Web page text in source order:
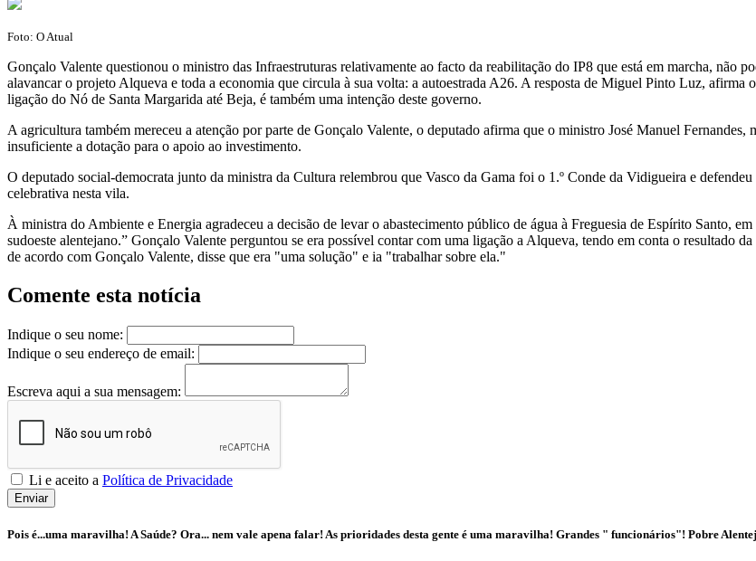
Foto: O Atual
Gonçalo Valente questionou o ministro das Infraestruturas relativamente ao facto da reabilitação do IP8 que está em marcha, não
alavancar o projeto Alqueva e toda a economia que circula à sua volta: a autoestrada A26. A resposta de Miguel Pinto Luz, afirma
ligação do Nó de Santa Margarida até Beja, é também uma intenção deste governo.
A agricultura também mereceu a atenção por parte de Gonçalo Valente, o deputado afirma que o ministro José Manuel
insuficiente a dotação para o apoio ao investimento.
O deputado social-democrata junto da ministra da Cultura relembrou que Vasco da Gama foi o 1.º Conde da Vidigueira e
celebrativa nesta vila.
À ministra do Ambiente e Energia agradeceu a decisão de levar o abastecimento público de água à Freguesia de Espírito Santo,
sudoeste alentejano.” Gonçalo Valente perguntou se era possível contar com uma ligação a Alqueva, tendo em conta o resultado
de acordo com Gonçalo Valente, disse que era "uma solução" e ia "trabalhar sobre ela."
Comente esta notícia
Indique o seu nome:
Indique o seu endereço de email:
Escreva aqui a sua mensagem:
Li e aceito a Política de Privacidade
Enviar
Pois é...uma maravilha! A Saúde? Ora... nem vale apena falar! As prioridades desta gente é uma maravilha! Grandes " funcionários"! Pobre